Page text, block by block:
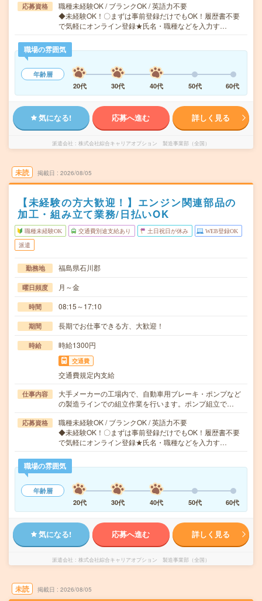
応募資格
職種未経験OK / ブランクOK / 英語力不要
◆未経験OK！〇まずは事前登録だけでもOK！履歴書不要
で気軽にオンライン登録★氏名・職種などを入力す…
職場の雰囲気
年齢層
20代
30代 40代 50代 60代
気になる! 応募へ進む 詳しく見る
派遣会社 株式会社綜合キャリアオプション 製造事業部（全国）
未読 掲載日 2026/08/05
【未経験の方大歓迎！】エンジン関連部品の
加工・組み立て業務/日払いOK
職種未経験OK 交通費別途支給あり 土日祝日が休み WEB登録OK
派遣
勤務地 福島県石川郡
曜日頻度 月～金
時間 08:15～17:10
期間 長期でお仕事できる方、大歓迎！
時給 時給1300円
交通費
交通費規定内支給
仕事内容
大手メーカーの工場内で、自動車用ブレーキ・ポンプなど
の製造ラインでの組立作業を行います。ポンプ組立で…
応募資格
職種未経験OK / ブランクOK / 英語力不要
◆未経験OK！〇まずは事前登録だけでもOK！履歴書不要
で気軽にオンライン登録★氏名・職種などを入力す…
職場の雰囲気
年齢層
20代
30代 40代 50代 60代
気になる! 応募へ進む 詳しく見る
派遣会社 株式会社綜合キャリアオプション 製造事業部（全国）
未読 掲載日 2026/08/05